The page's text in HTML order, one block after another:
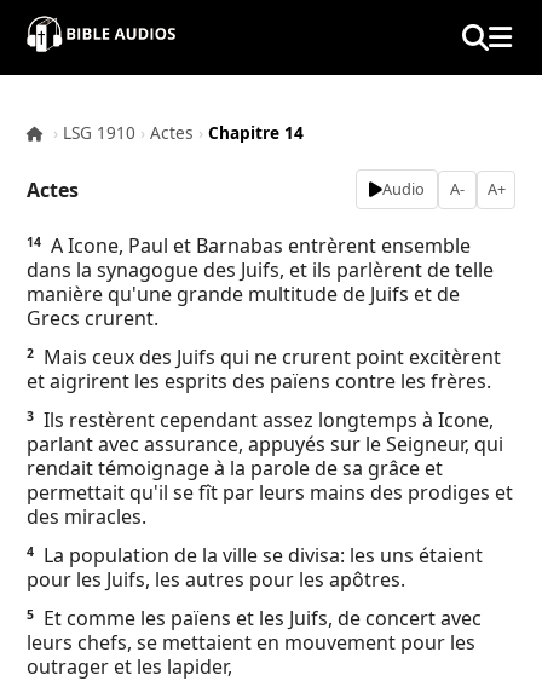
×
Contacts
About
Copyright
Download
Ebook
› LSG 1910 › Actes › Chapitre 14
Actes Audio A- A+
14 A Icone, Paul et Barnabas entrèrent ensemble
dans la synagogue des Juifs, et ils parlèrent de telle
manière qu'une grande multitude de Juifs et de
Grecs crurent.
2
Mais ceux des Juifs qui ne crurent point excitèrent
et aigrirent les esprits des païens contre les frères.
3 Ils restèrent cependant assez longtemps à Icone,
parlant avec assurance, appuyés sur le Seigneur, qui
rendait témoignage à la parole de sa grâce et
permettait qu'il se fît par leurs mains des prodiges et
des miracles.
4
La population de la ville se divisa: les uns étaient
pour les Juifs, les autres pour les apôtres.
5
Et comme les païens et les Juifs, de concert avec
leurs chefs, se mettaient en mouvement pour les
outrager et les lapider,